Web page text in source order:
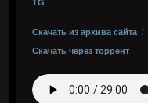
TG
Скачать из архива сайта /
Скачать через торрент